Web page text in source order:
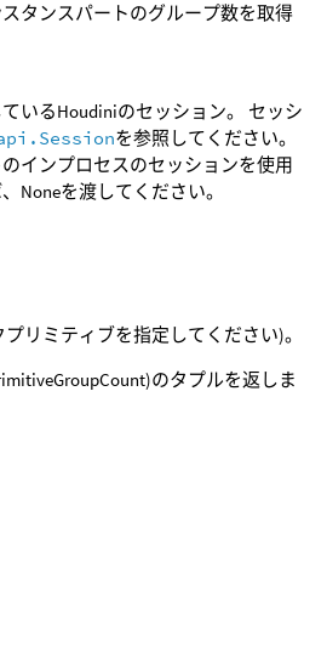
タンスパートのグループ数を取得
いるHoudiniのセッション。 セッシ
を参照してください。
インプロセスのセッションを使用
Noneを渡してください。
リミティブを指定してください)。
のタプルを返しま